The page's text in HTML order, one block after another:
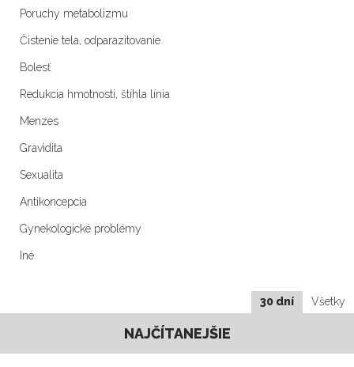
Poruchy metabolizmu
Čistenie tela, odparazitovanie
Bolesť
Redukcia hmotnosti, štíhla línia
Menzes
Gravidita
Sexualita
Antikoncepcia
Gynekologické problémy
Iné
30 dní Všetky
NAJČÍTANEJŠIE